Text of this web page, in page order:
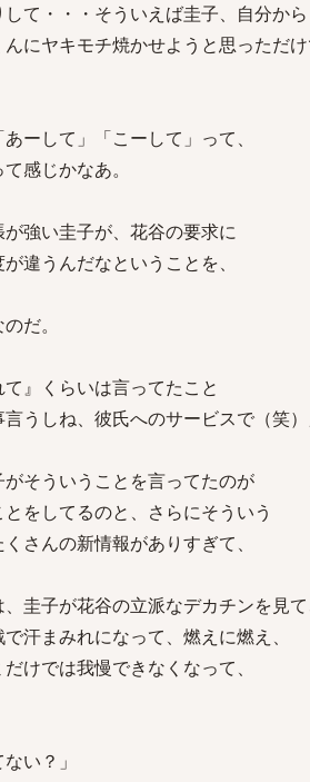
て・・・そういえば圭子、自分から
にヤキモチ焼かせようと思っただ
ーして」「こーして」って、
感じかなあ。
強い圭子が、花谷の要求に
違うんだなということを、
だ。
』くらいは言ってたこと
うしね、彼氏へのサービスで（笑
そういうことを言ってたのが
をしてるのと、さらにそういう
さんの新情報がありすぎて、
圭子が花谷の立派なデカチンを見
汗まみれになって、燃えに燃え、
けでは我慢できなくなって、
い？」